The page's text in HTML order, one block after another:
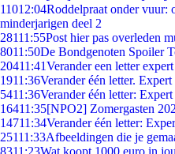
11012:04Roddelpraat onder vuur:
minderjarigen deel 2
28111:55Post hier pas overleden
8011:50De Bondgenoten Spoiler
20411:41Verander een letter
1911:36Verander één letter.
5411:36Verander één letter:
16411:35[NPO2] Zomergasten
14711:34Verander één letter:
25111:33Afbeeldingen die je
8311:23Wat koopt 1000 euro in